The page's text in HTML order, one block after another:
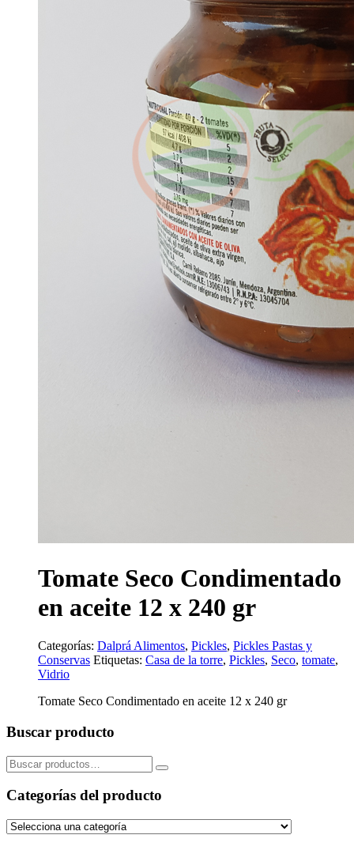
Tomate Seco Condimentado
en aceite 12 x 240 gr
Categorías: Dalprá Alimentos, Pickles, Pickles Pastas y
Conservas Etiquetas: Casa de la torre, Pickles, Seco, tomate,
Vidrio
Tomate Seco Condimentado en aceite 12 x 240 gr
Buscar producto
Buscar
por:
Categorías del producto